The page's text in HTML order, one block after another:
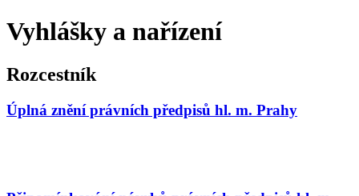
Vyhlášky a nařízení
Rozcestník
Úplná znění právních předpisů hl. m. Prahy